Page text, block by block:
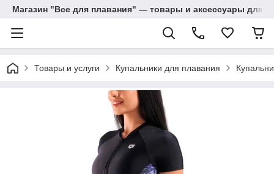
Магазин "Все для плавания" — товары и аксессуары для
Товары и услуги Купальники для плавания